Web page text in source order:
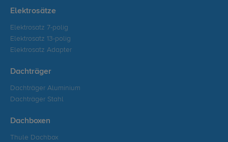
Elektrosätze
Elektrosatz 7-polig
Elektrosatz 13-polig
Elektrosatz Adapter
Dachträger
Dachträger Aluminium
Dachträger Stahl
Dachboxen
Thule Dachbox